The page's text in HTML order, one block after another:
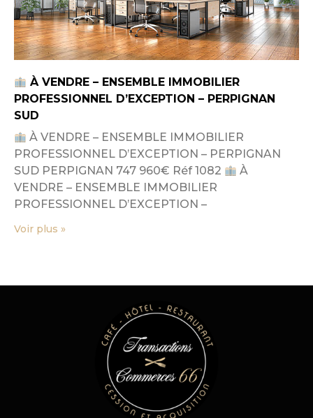
À VENDRE – ENSEMBLE IMMOBILIER
PROFESSIONNEL D’EXCEPTION – PERPIGNAN
SUD
À VENDRE – ENSEMBLE IMMOBILIER
PROFESSIONNEL D’EXCEPTION – PERPIGNAN
SUD PERPIGNAN 747 960€ Réf 1082
À
VENDRE – ENSEMBLE IMMOBILIER
PROFESSIONNEL D’EXCEPTION –
Voir plus »